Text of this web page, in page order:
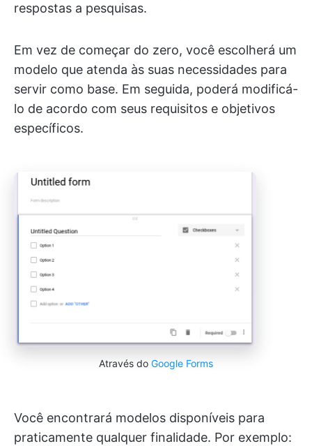
respostas a pesquisas.
Em vez de começar do zero, você escolherá um
modelo que atenda às suas necessidades para
servir como base. Em seguida, poderá modificá-
lo de acordo com seus requisitos e objetivos
específicos.
Através do Google Forms
Você encontrará modelos disponíveis para
praticamente qualquer finalidade. Por exemplo: